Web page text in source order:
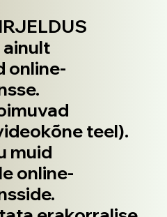
ainult
online-
teel).
muid
online-